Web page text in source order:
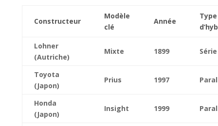
Constructeur
Modèle
clé
Année
Type
Lohner
(Autriche)
Mixte 1899 Série
Toyota
(Japon)
Prius 1997
Honda
(Japon)
Insight 1999